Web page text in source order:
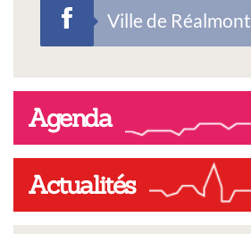
Ville de Réalmont
Agenda
Actualités